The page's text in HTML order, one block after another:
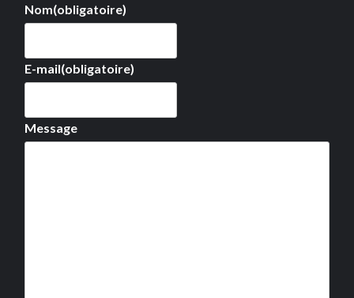
Nom(obligatoire)
E-mail(obligatoire)
Message